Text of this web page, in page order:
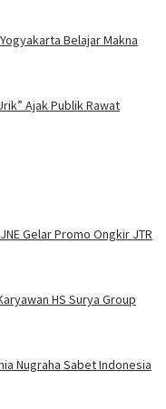
Belajar Makna
Ajak Publik Rawat
Gelar Promo Ongkir JTR
HS Surya Group
Nugraha Sabet Indonesia